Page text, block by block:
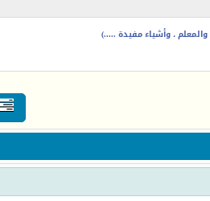
، وأشياء مفيدة .....)